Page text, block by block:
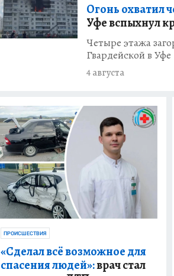
Огонь охватил
Уфе вспыхнул
Четыре этажа
Гвардейской в Уфе
4 августа
ПРОИСШЕСТВИЯ
«Сделал всё возможное для
спасения людей»:врач стал